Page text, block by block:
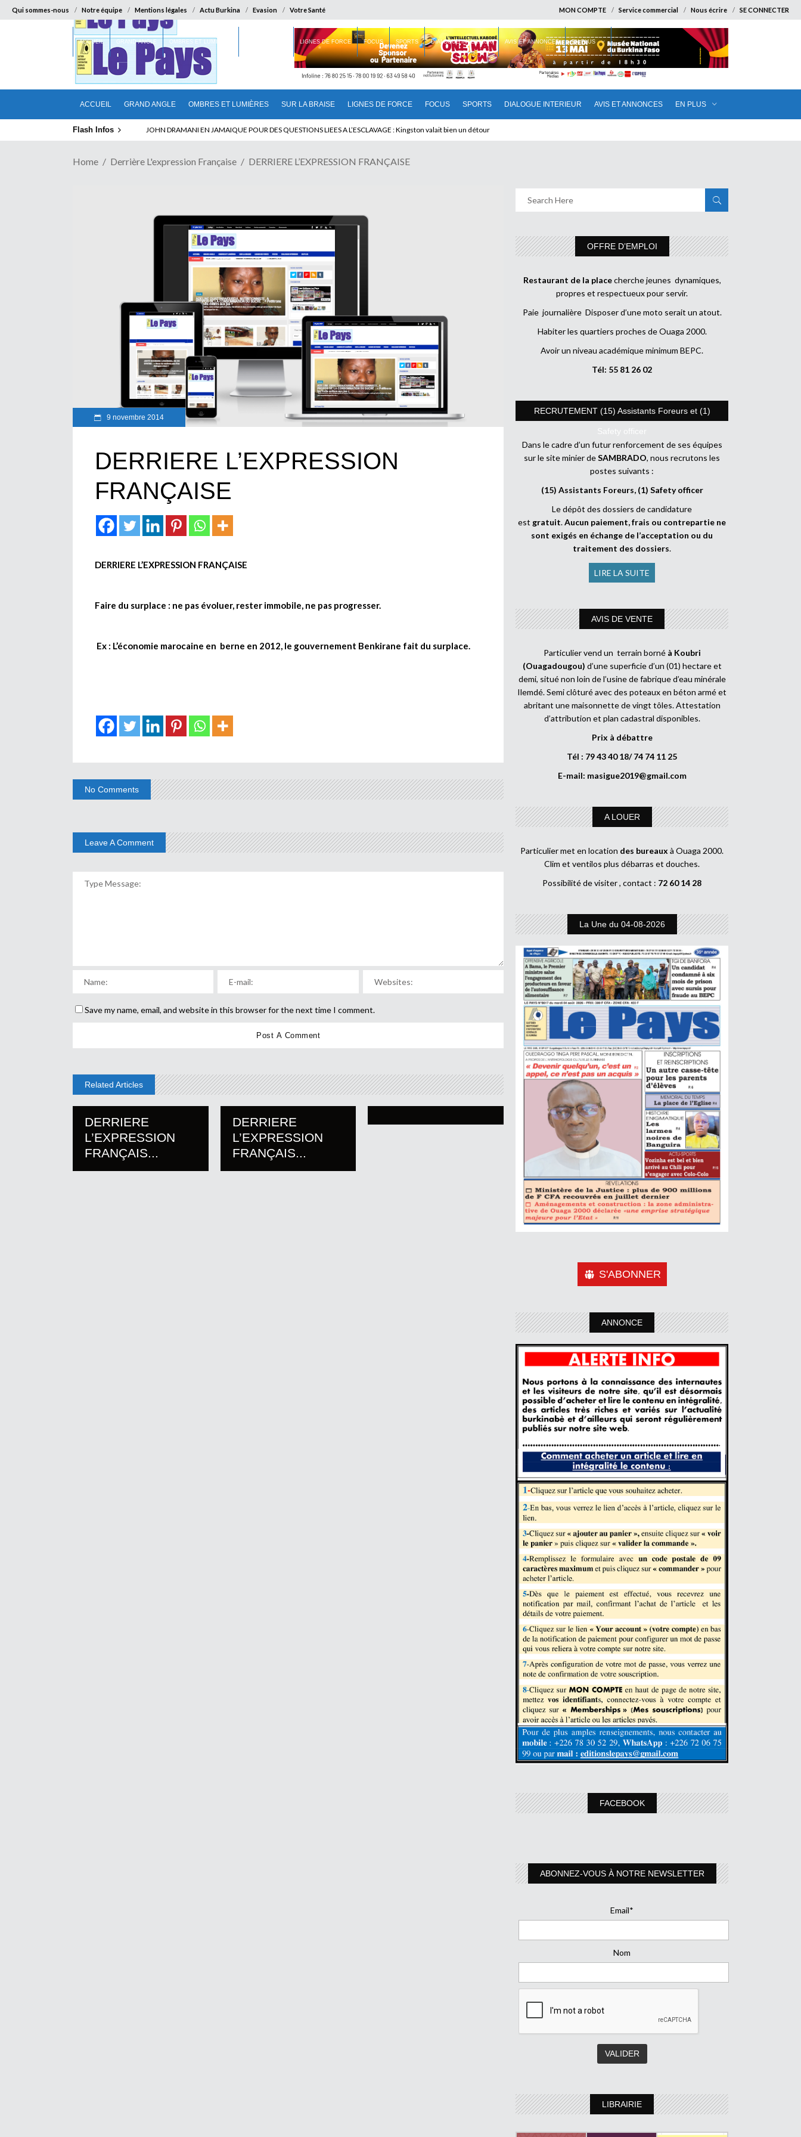
Qui sommes-nous Notre équipe Mentions légales Actu Burkina Evasion Votre Santé MON COMPTE Service commercial Nous écrire SE CONNECTER
ACCUEIL GRAND ANGLE OMBRES ET LUMIÈRES SUR LA BRAISE LIGNES DE FORCE FOCUS SPORTS DIALOGUE INTERIEUR AVIS ET ANNONCES EN PLUS
ACCUEIL GRAND ANGLE OMBRES ET LUMIÈRES LIGNES DE FORCE FOCUS SPORTS DIALOGUE INTERIEUR AVIS ET ANNONCES EN PLUS
Flash Infos ELECTION DE TALON A LA TETE DU SENAT BENINOIS : Quand Patrice quitte le pouvoir sans partir !
Home Derrière L'expression Française DERRIERE L’EXPRESSION FRANÇAISE
9 novembre 2014
DERRIERE L’EXPRESSION
FRANÇAISE
DERRIERE L’EXPRESSION FRANÇAISE
Faire du surplace : ne pas évoluer, rester immobile, ne pas progresser.
Ex : L’économie marocaine en berne en 2012, le gouvernement Benkirane fait du surplace.
No Comments
Leave A Comment
Save my name, email, and website in this browser for the next time I comment.
Related Articles
DERRIERE
L’EXPRESSION
FRANÇAIS...
DERRIERE
L’EXPRESSION
FRANÇAIS...
OFFRE D’EMPLOI
Restaurant de la placecherche jeunes dynamiques,
propres et respectueux pour servir.
Paie journalière Disposer d’une moto serait un atout.
Habiter les quartiers proches de Ouaga 2000.
Avoir un niveau académique minimum BEPC.
Tél: 55 81 26 02
RECRUTEMENT (15) Assistants Foreurs et (1)
Safety officer
Dans le cadre d’un futur renforcement de ses équipes
sur le site minier deSAMBRADO, nous recrutons les
postes suivants :
(15) Assistants Foreurs, (1) Safety officer
Le dépôt des dossiers de candidature
est gratuit.Aucun paiement, frais ou contrepartie ne
sont exigés en échange de l’acceptation ou du
traitement des dossiers.
LIRE LA SUITE
AVIS DE VENTE
Particulier vend un terrain borné à Koubri
(Ouagadougou) d’une superficie d’un (01) hectare et
demi, situé non loin de l’usine de fabrique d’eau minérale
Ilemdé. Semi clôturé avec des poteaux en béton armé et
abritant une maisonnette de vingt tôles. Attestation
d’attribution et plan cadastral disponibles.
Prix à débattre
Tél : 79 43 40 18/ 74 74 11 25
E-mail: masigue2019@gmail.com
A LOUER
Particulier met en location des bureaux à Ouaga 2000.
Clim et ventilos plus débarras et douches.
Possibilité de visiter , contact : 72 60 14 28
La Une du 04-08-2026
S'ABONNER
ANNONCE
FACEBOOK
ABONNEZ-VOUS À NOTRE NEWSLETTER
Email*
Nom
LIBRAIRIE